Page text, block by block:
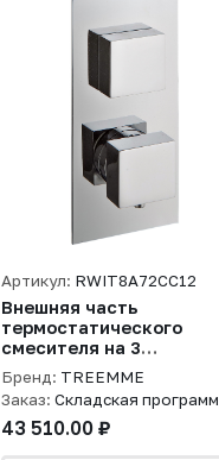
Артикул: RWIT8A72CC12
Внешняя часть
термостатического
смесителя на 3
потребителя, хром
Бренд: TREEMME
Заказ: Складская
43 510.00 ₽